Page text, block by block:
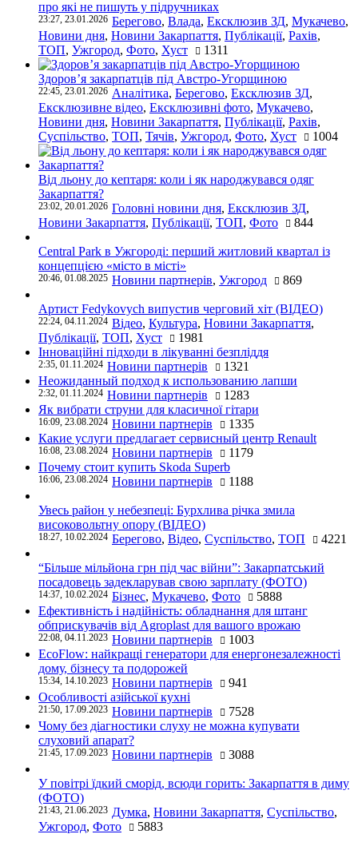
про які не пишуть у підручниках
23:27, 23.01.2026 Берегово, Влада, Ексклюзив ЗД, Мукачево,
Новини дня, Новини Закарпаття, Публікації, Рахів,
ТОП, Ужгород, Фото, Хуст 1311
Здоров’я закарпатців під Австро-Угорщиною
22:45, 23.01.2026 Аналітика, Берегово, Ексклюзив ЗД,
Ексклюзивне відео, Ексклюзивні фото, Мукачево,
Новини дня, Новини Закарпаття, Публікації, Рахів,
Суспільство, ТОП, Тячів, Ужгород, Фото, Хуст 1004
Від льону до кептаря: коли і як народжувався одяг
Закарпаття?
23:02, 20.01.2026 Головні новини дня, Ексклюзив ЗД,
Новини Закарпаття, Публікації, ТОП, Фото 844
Central Park в Ужгороді: перший житловий квартал із
концепцією «місто в місті»
20:46, 01.08.2025 Новини партнерів, Ужгород 869
Артист Fedykovych випустив черговий хіт (ВІДЕО)
22:24, 04.11.2024 Відео, Культура, Новини Закарпаття,
Публікації, ТОП, Хуст
1981
Інноваційні підходи в лікуванні безпліддя
2:35, 01.11.2024 Новини партнерів
1321
Неожиданный подход к использованию лапши
2:32, 01.11.2024 Новини партнерів
1283
Як вибрати струни для класичної гітари
16:09, 23.08.2024 Новини партнерів
1335
Какие услуги предлагает сервисный центр Renault
16:08, 23.08.2024 Новини партнерів
1179
Почему стоит купить Skoda Superb
16:06, 23.08.2024 Новини партнерів 1188
Увесь район у небезпеці: Бурхлива річка змила
високовольтну опору (ВІДЕО)
18:27, 10.02.2024 Берегово, Відео, Суспільство, ТОП 4221
“Більше мільйона грн під час війни”: Закарпатський
посадовець задекларував свою зарплату (ФОТО)
14:37, 10.02.2024 Бізнес, Мукачево, Фото
5888
Ефективність і надійність: обладнання для штанг
обприскувачів від Agroplast для вашого врожаю
22:08, 04.11.2023 Новини партнерів
1003
EcoFlow: найкращі генератори для енергонезалежності
дому, бізнесу та подорожей
15:34, 14.10.2023 Новини партнерів
941
Особливості азійської кухні
21:50, 17.09.2023 Новини партнерів
7528
Чому без діагностики слуху не можна купувати
слуховий апарат?
21:45, 17.09.2023 Новини партнерів 3088
У повітрі їдкий сморід, всюди горить: Закарпаття в диму
(ФОТО)
21:43, 21.06.2023 Думка, Новини Закарпаття, Суспільство,
Ужгород, Фото
5883